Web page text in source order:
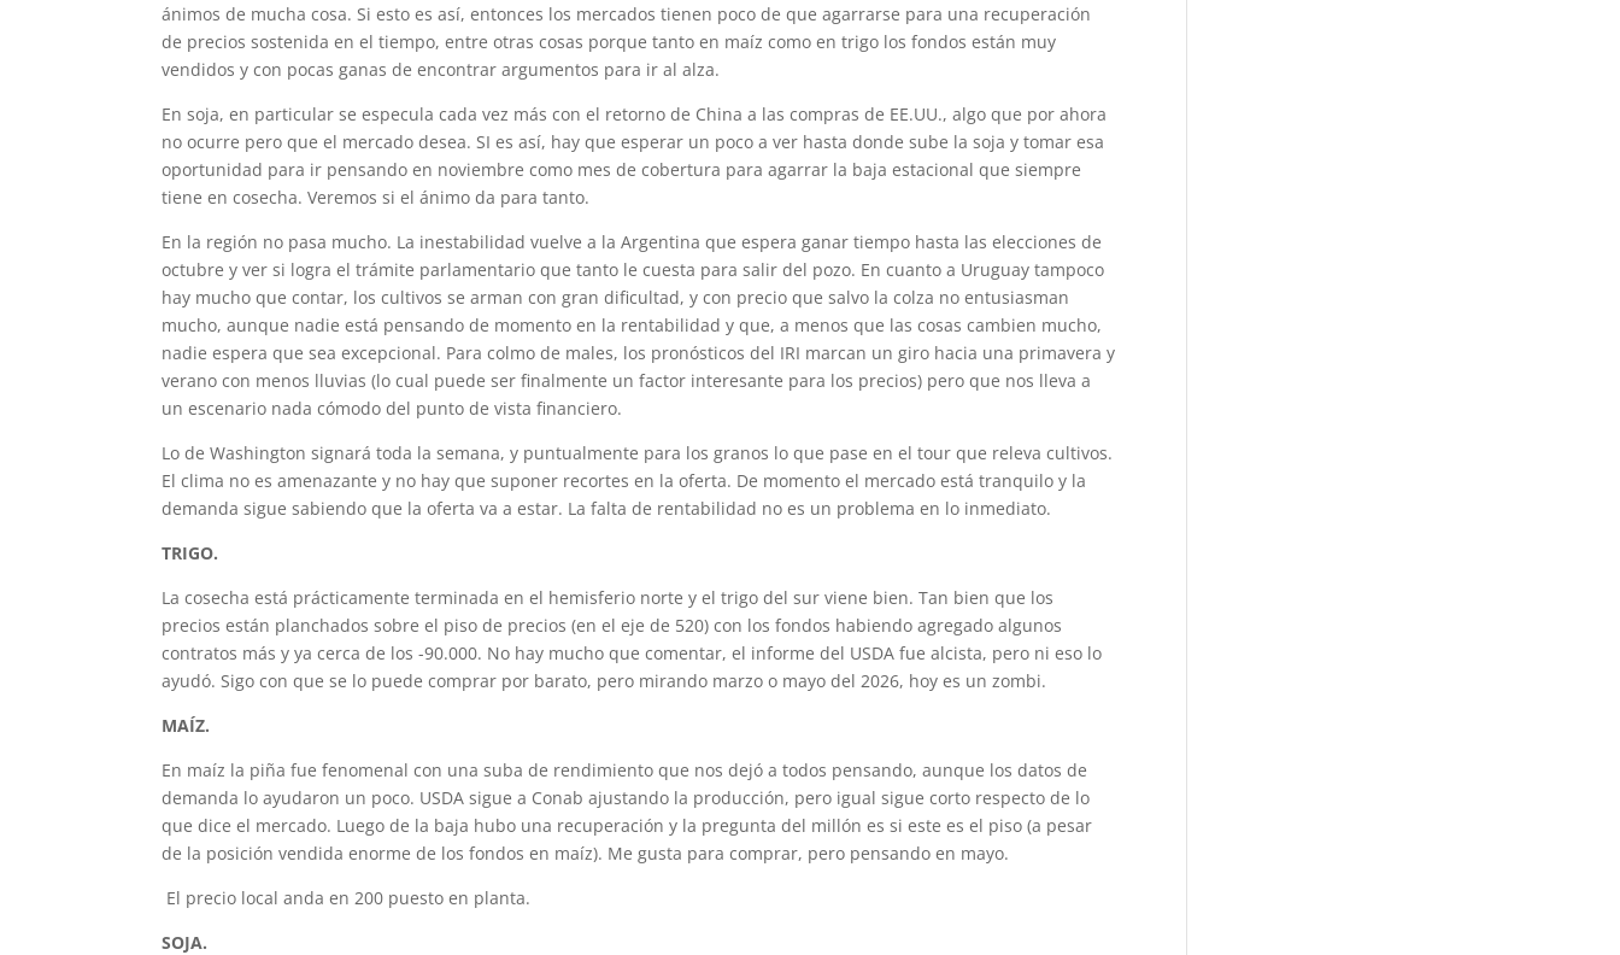
ánimos de mucha cosa. Si esto es así, entonces los mercados tienen poco de que agarrarse para una recuperación
de precios sostenida en el tiempo, entre otras cosas porque tanto en maíz como en trigo los fondos están muy
vendidos y con pocas ganas de encontrar argumentos para ir al alza.
En soja, en particular se especula cada vez más con el retorno de China a las compras de EE.UU., algo que por ahora
no ocurre pero que el mercado desea. SI es así, hay que esperar un poco a ver hasta donde sube la soja y tomar esa
oportunidad para ir pensando en noviembre como mes de cobertura para agarrar la baja estacional que siempre
tiene en cosecha. Veremos si el ánimo da para tanto.
En la región no pasa mucho. La inestabilidad vuelve a la Argentina que espera ganar tiempo hasta las elecciones de
octubre y ver si logra el trámite parlamentario que tanto le cuesta para salir del pozo. En cuanto a Uruguay tampoco
hay mucho que contar, los cultivos se arman con gran dificultad, y con precio que salvo la colza no entusiasman
mucho, aunque nadie está pensando de momento en la rentabilidad y que, a menos que las cosas cambien mucho,
nadie espera que sea excepcional. Para colmo de males, los pronósticos del IRI marcan un giro hacia una primavera y
verano con menos lluvias (lo cual puede ser finalmente un factor interesante para los precios) pero que nos lleva a
un escenario nada cómodo del punto de vista financiero.
Lo de Washington signará toda la semana, y puntualmente para los granos lo que pase en el tour que releva cultivos.
El clima no es amenazante y no hay que suponer recortes en la oferta. De momento el mercado está tranquilo y la
demanda sigue sabiendo que la oferta va a estar. La falta de rentabilidad no es un problema en lo inmediato.
TRIGO.
La cosecha está prácticamente terminada en el hemisferio norte y el trigo del sur viene bien. Tan bien que los
precios están planchados sobre el piso de precios (en el eje de 520) con los fondos habiendo agregado algunos
contratos más y ya cerca de los -90.000. No hay mucho que comentar, el informe del USDA fue alcista, pero ni eso lo
ayudó. Sigo con que se lo puede comprar por barato, pero mirando marzo o mayo del 2026, hoy es un zombi.
MAÍZ.
En maíz la piña fue fenomenal con una suba de rendimiento que nos dejó a todos pensando, aunque los datos de
demanda lo ayudaron un poco. USDA sigue a Conab ajustando la producción, pero igual sigue corto respecto de lo
que dice el mercado. Luego de la baja hubo una recuperación y la pregunta del millón es si este es el piso (a pesar
de la posición vendida enorme de los fondos en maíz). Me gusta para comprar, pero pensando en mayo.
El precio local anda en 200 puesto en planta.
SOJA.